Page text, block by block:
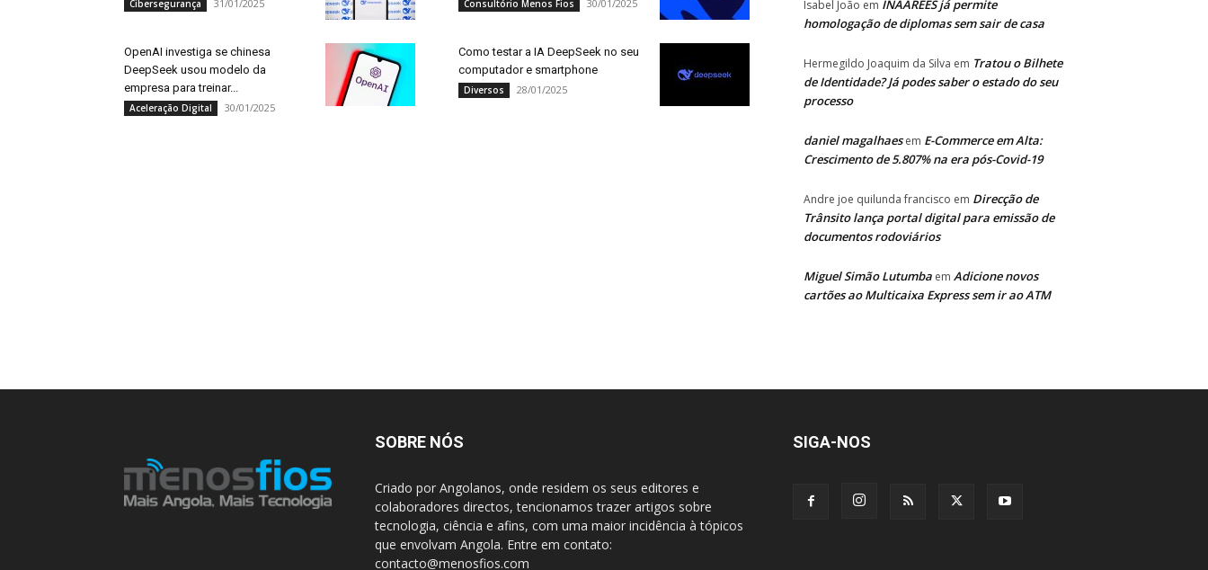
Cibersegurança 31/01/2025 Consultório Menos Fios 30/01/2025
OpenAI investiga se chinesa
DeepSeek usou modelo da
empresa para treinar...
Aceleração Digital 30/01/2025
Como testar a IA DeepSeek no seu
computador e smartphone
Diversos 28/01/2025
Isabel João em INAAREES já permite
homologação de diplomas sem sair de casa
Hermegildo Joaquim da Silva em Tratou o Bilhete
de Identidade? Já podes saber o estado do seu
processo
daniel magalhaesem E-Commerce em Alta:
Crescimento de 5.807% na era pós-Covid-19
Andre joe quilunda francisco em Direcção de
Trânsito lança portal digital para emissão de
documentos rodoviários
Miguel Simão Lutumba em Adicione novos
cartões ao Multicaixa Express sem ir ao ATM
SOBRE NÓS
Criado por Angolanos, onde residem os seus editores e
colaboradores directos, tencionamos trazer artigos sobre
tecnologia, ciência e afins, com uma maior incidência à tópicos
que envolvam Angola. Entre em contato:
contacto@menosfios.com
SIGA-NOS